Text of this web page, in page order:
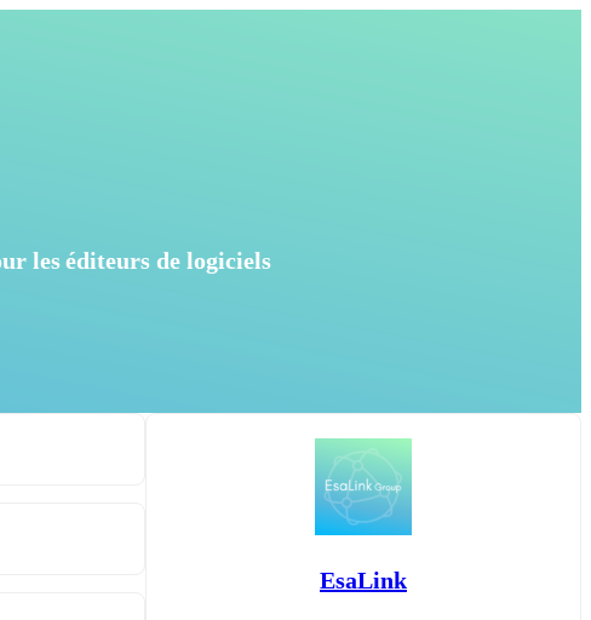
les éditeurs de logiciels
EsaLink